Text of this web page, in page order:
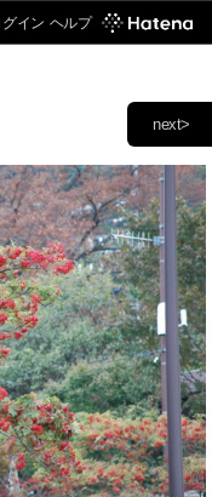
グイン ヘルプ
next>